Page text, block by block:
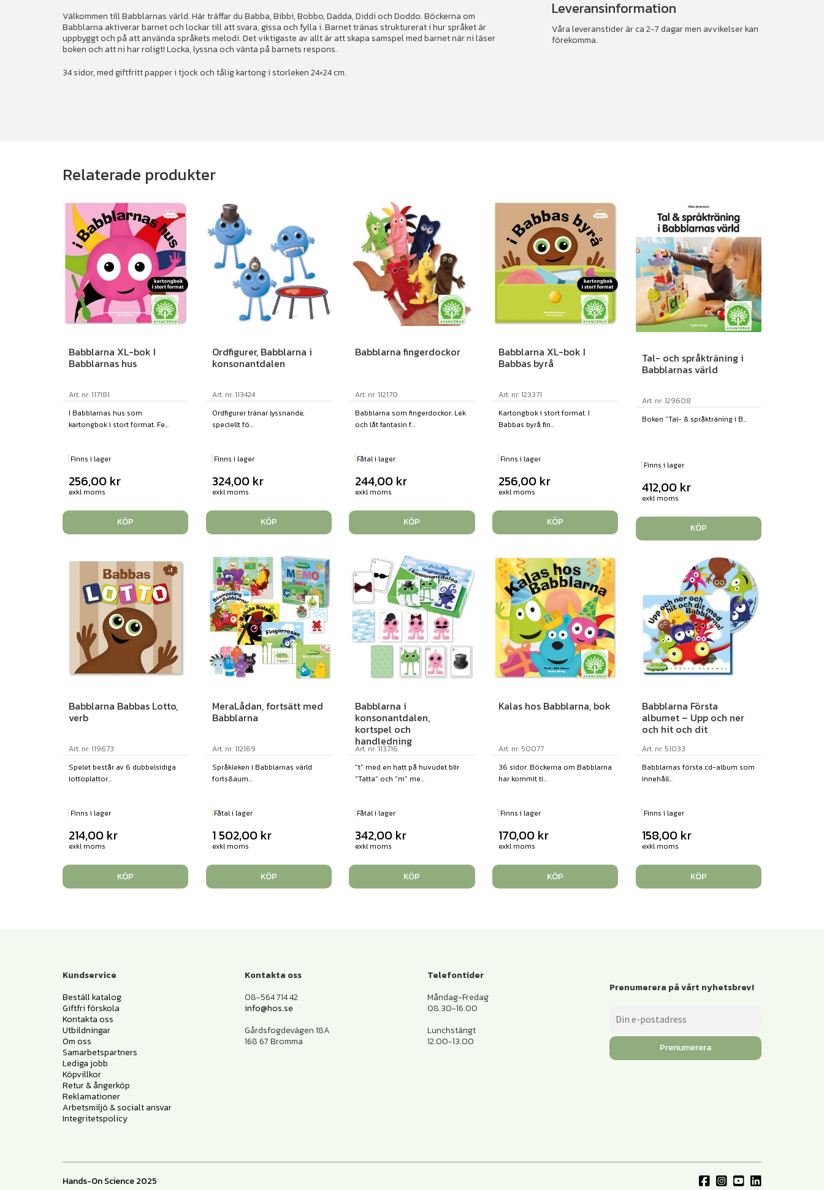
Välkommen till Babblarnas värld. Här träffar du Babba, Bibbi, Bobbo, Dadda, Diddi och Doddo. Böckerna om
Babblarna aktiverar barnet och lockar till att svara, gissa och fylla i. Barnet tränas strukturerat i hur språket är
uppbyggt och på att använda språkets melodi. Det viktigaste av allt är att skapa samspel med barnet när ni läser
boken och att ni har roligt! Locka, lyssna och vänta på barnets respons.
34 sidor, med giftfritt papper i tjock och tålig kartong i storleken 24×24 cm.
Leveransinformation
Våra leveranstider är ca 2-7 dagar men avvikelser kan
förekomma.
Relaterade produkter
Babblarna XL-bok I
Babblarnas hus
Art. nr: 117181
I Babblarnas hus som
kartongbok i stort format. Fe...
Finns i lager
256,00 kr
exkl moms
KÖP
Ordfigurer, Babblarna i
konsonantdalen
Art. nr: 113424
Ordfigurer tränar lyssnande,
speciellt fö...
Finns i lager
324,00 kr
exkl moms
KÖP
Babblarna fingerdockor
Art. nr: 112170
Babblarna som fingerdockor. Lek
och låt fantasin f...
Fåtal i lager
244,00 kr
exkl moms
KÖP
Babblarna XL-bok I
Babbas byrå
Art. nr: 123371
Kartongbok i stort format. I
Babbas byrå fin...
Finns i lager
256,00 kr
exkl moms
KÖP
Tal- och språkträning i
Babblarnas värld
Art. nr: 129608
Boken "Tal- & språkträning i B...
Finns i lager
412,00 kr
exkl moms
KÖP
Babblarna Babbas Lotto,
verb
Art. nr: 119673
Spelet består av 6 dubbelsidiga
lottoplattor...
Finns i lager
214,00 kr
exkl moms
KÖP
MeraLådan, fortsätt med
Babblarna
Art. nr: 112169
Språkleken i Babblarnas värld
forts&aum...
Fåtal i lager
1 502,00 kr
exkl moms
KÖP
Babblarna i
konsonantdalen,
kortspel och
handledning
Art. nr: 113716
"t" med en hatt på huvudet blir
"Tatta" och "m" me...
Fåtal i lager
342,00 kr
exkl moms
KÖP
Kalas hos Babblarna, bok
Art. nr: 50077
36 sidor. Böckerna om Babblarna
har kommit ti...
Finns i lager
170,00 kr
exkl moms
KÖP
Babblarna Första
albumet – Upp och ner
och hit och dit
Art. nr: 51033
Babblarnas första cd-album som
innehåll...
Finns i lager
158,00 kr
exkl moms
KÖP
Kundservice
Beställ katalog
Giftfri förskola
Kontakta oss
Utbildningar
Om oss
Samarbetspartners
Lediga jobb
Köpvillkor
Retur & ångerköp
Reklamationer
Arbetsmiljö & socialt ansvar
Integritetspolicy
Kontakta oss
08-564 714 42
info@hos.se
Gårdsfogdevägen 18A
168 67 Bromma
Telefontider
Måndag-Fredag
08.30-16.00
Lunchstängt
12.00-13.00
Prenumerera på vårt nyhetsbrev!
Prenumerera
Hands-On Science 2025